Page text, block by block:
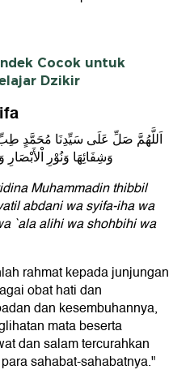
Cocok untuk
Dzikir
اَللَّهُمَّ صَلِّ عَلَى سَيِّدِنَا مُحَمَّدٍ طِبِّ
وَشِفَائِهَا وَنُوْرِ
Muhammadin thibbil
abdani wa syifa-iha wa
`ala alihi wa shohbihi wa
rahmat kepada junjungan
obat hati dan
dan kesembuhannya,
mata beserta
dan salam tercurahkan
sahabat-sahabatnya."